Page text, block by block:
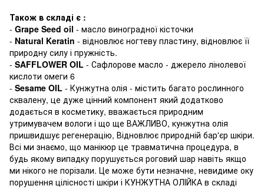
Також в складі є :
- Grape Seed oil - масло виноградної кісточки
- Natural Keratin - відновлює ногтеву пластину, відновлює її
природну силу і пружність.
- SAFFLOWER OIL - Сафлорове масло - джерело лінолевої
кислоти омеги 6
- Sesame OIL - Кунжутна олія - містить багато рослинного
сквалену, це дуже цінний компонент який додатково
додається в косметику, вважається природним
утримувачем вологи і що ще ВАЖЛИВО, кунжутна олія
пришвидшує регенерацію, Відновлює природній бар'єр шкіри.
Всі ми знаємо, що манікюр це травматична процедура, в
будь якому випадку порушується роговий шар навіть якщо
ми нікого не порізали. Це може бути незначне, невидиме оку
порушення цілісності шкіри і КУНЖУТНА ОЛІЙКА в складі